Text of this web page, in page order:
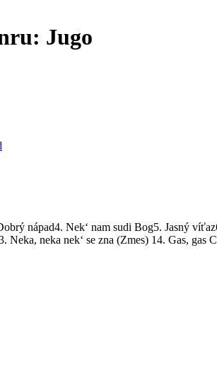
Jugo
nápad4. Nek‘ nam sudi Bog5. Jasný
neka nek‘ se zna (Zmes) 14. Gas, gas